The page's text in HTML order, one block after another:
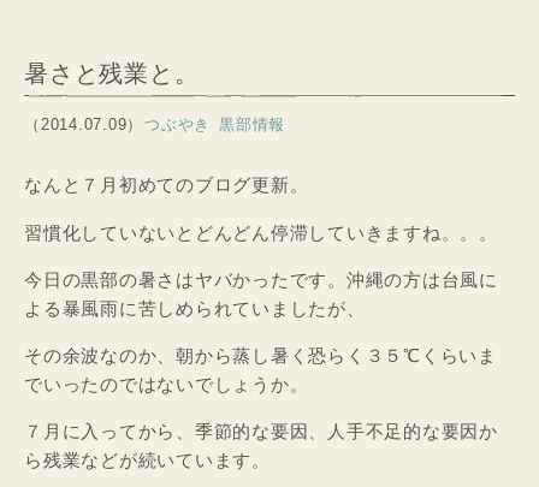
暑さと残業と。
（2014.07.09） つぶやき 黒部情報
なんと７月初めてのブログ更新。
習慣化していないとどんどん停滞していきますね。。。
今日の黒部の暑さはヤバかったです。沖縄の方は台風に
よる暴風雨に苦しめられていましたが、
その余波なのか、朝から蒸し暑く恐らく３５℃くらいま
でいったのではないでしょうか。
７月に入ってから、季節的な要因、人手不足的な要因か
ら残業などが続いています。